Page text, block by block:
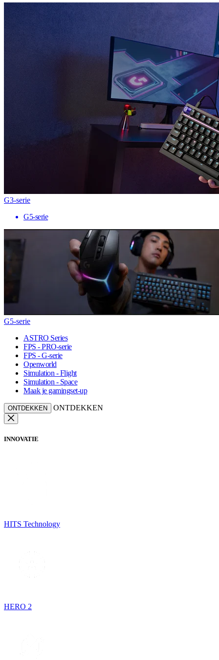
G3-serie
G5-serie
G5-serie
ASTRO Series
FPS - PRO-serie
FPS - G-serie
Openworld
Simulation - Flight
Simulation - Space
Maak je gamingset-up
ONTDEKKEN ONTDEKKEN
INNOVATIE
HITS Technology
HERO 2